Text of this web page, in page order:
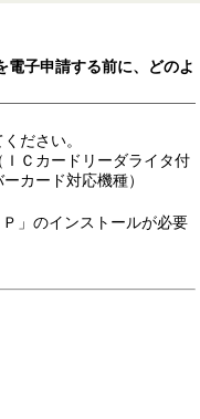
電子申請する前に、どのよ
ださい。
Ｃカードリーダライタ付
カード対応機種）
」のインストールが必要